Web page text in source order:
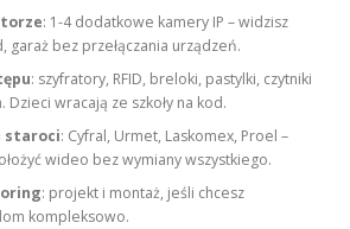
: 1-4 dodatkowe kamery IP – widzisz
garaż bez przełączania urządzeń.
: szyfratory, RFID, breloki, pastylki, czytniki
Dzieci wracają ze szkoły na kod.
staroci: Cyfral, Urmet, Laskomex, Proel –
wideo bez wymiany wszystkiego.
: projekt i montaż, jeśli chcesz
kompleksowo.